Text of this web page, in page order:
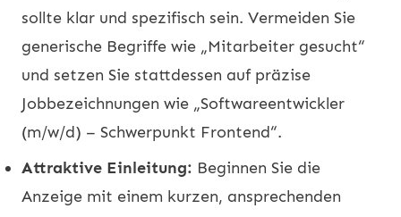
sollte klar und spezifisch sein. Vermeiden Sie
generische Begriffe wie „Mitarbeiter gesucht“
und setzen Sie stattdessen auf präzise
Jobbezeichnungen wie „Softwareentwickler
(m/w/d) – Schwerpunkt Frontend“.
Attraktive Einleitung: Beginnen Sie die
Anzeige mit einem kurzen, ansprechenden